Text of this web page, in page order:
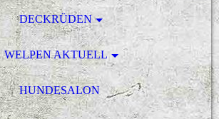
DECKRÜDEN
WELPEN AKTUELL
HUNDESALON